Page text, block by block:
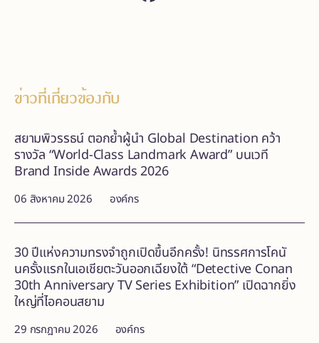
ข่าวที่เกี่ยวข้องกับ
06 สิงหาคม 2026 องค์กร
สยามพิวรรธน์ ตอกย้ำผู้นำ Global Destination คว้า
รางวัล “World-Class Landmark Award” บนเวที
Brand Inside Awards 2026
29 กรกฎาคม 2026 องค์กร
30 ปีแห่งความทรงจำถูกเปิดขึ้นอีกครั้ง! นิทรรศการโคนั
นครั้งแรกในเอเชียตะวันออกเฉียงใต้ “Detective Conan
30th Anniversary TV Series Exhibition” เปิดฉากยิ่ง
ใหญ่ที่ไอคอนสยาม